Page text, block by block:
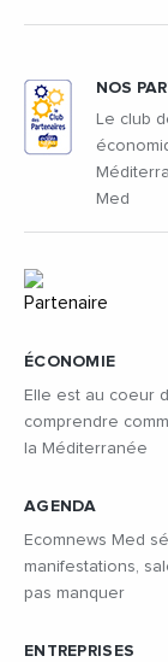
ÉCONOMIE
Elle est au coeur
comprendre
la Méditerranée
AGENDA
Ecomnews Med
manifestations,
pas manquer
ENTREPRISES
NOS
Le club
Med